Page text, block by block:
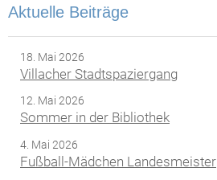
Aktuelle Beiträge
18. Mai 2026
Villacher Stadtspaziergang
12. Mai 2026
Sommer in der Bibliothek
4. Mai 2026
Fußball-Mädchen Landesmeister